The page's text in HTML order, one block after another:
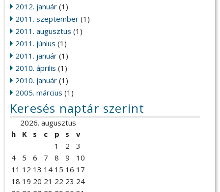
2012. január (1)
2011. szeptember (1)
2011. augusztus (1)
2011. június (1)
2011. január (1)
2010. április (1)
2010. január (1)
2005. március (1)
Keresés naptár szerint
2026. augusztus
h
K s c p s
v
1
2
3
4
5 6 7 8 9
10
11 12 13 14 15 16 17
18 19 20 21 22 23 24